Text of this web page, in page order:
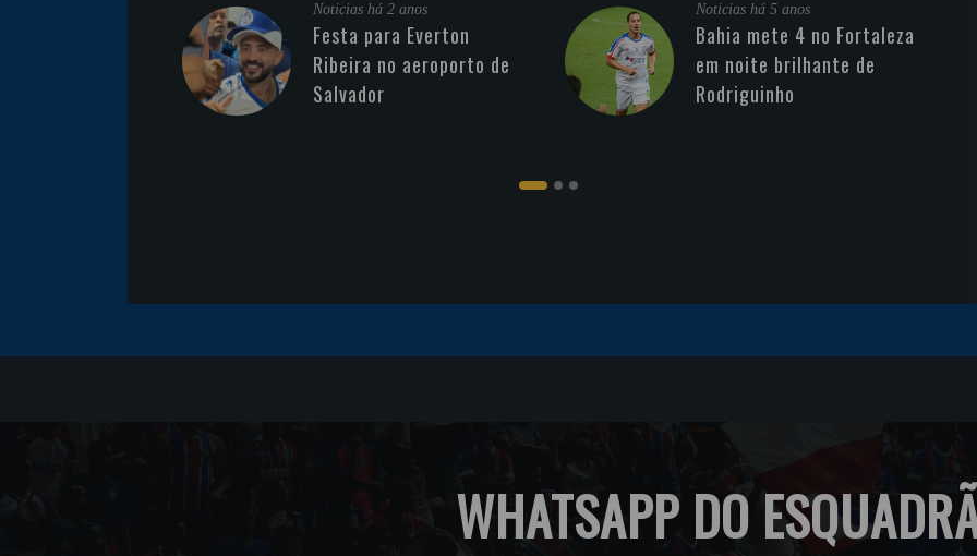
Noticias há 2 anos
Festa para Everton
Ribeira no aeroporto de
Salvador
Noticias há 5 anos
Bahia mete 4 no Fortaleza
em noite brilhante de
Rodriguinho
WHATSAPP DO